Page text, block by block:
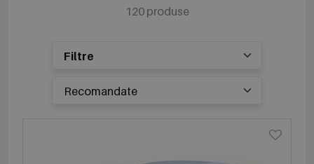
120 produse
Filtre